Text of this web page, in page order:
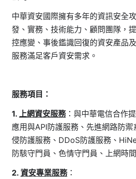
中華資安國際擁有多年的資訊安全
發、實務、技術能力、顧問團隊，
控應變、事後鑑識回復的資安產品
服務滿足客戶資安需求。
服務項目：
1. 上網資安服務：與中華電信合作
應用與API防護服務、先進網路防
侵防護服務、DDoS防護服務、
防駭守門員、色情守門員、上網時
2. 資安專業服務：